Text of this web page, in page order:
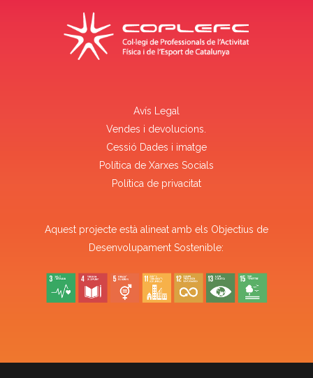
Avís Legal
Vendes i devolucions.
Cessió Dades i imatge
Política de Xarxes Socials
Política de privacitat
Aquest projecte està alineat amb els Objectius de
Desenvolupament Sostenible: